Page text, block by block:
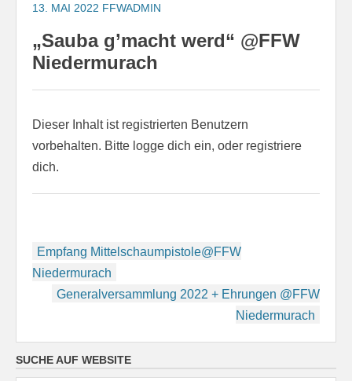
13. MAI 2022 FFWADMIN
„Sauba g’macht werd“ @FFW
Niedermurach
Dieser Inhalt ist registrierten Benutzern
vorbehalten. Bitte logge dich ein, oder registriere
dich.
Beitragsnavigation
Empfang Mittelschaumpistole@FFW
Niedermurach
Generalversammlung 2022 + Ehrungen @FFW
Niedermurach
SUCHE AUF WEBSITE